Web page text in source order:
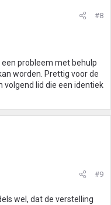
#8
probleem met behulp
worden. Prettig voor de
lid die een identiek
#9
wel, dat de verstelling